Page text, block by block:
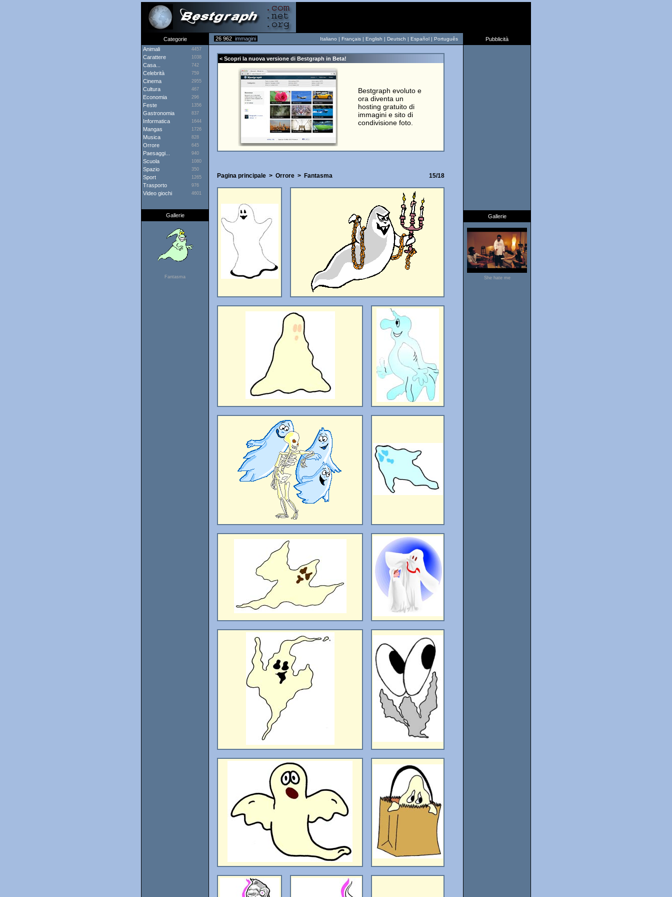
Categorie 26 962 immagini Italiano | Français | English | Deutsch | Español | Português
Pubblicità
Animali
4457
Carattere 1038
Casa... 742
Celebrità 759
Cinema 2955
Cultura 467
Economia 296
Feste 1356
Gastronomia 837
Informatica 1644
Mangas 1726
Musica 828
Orrore 645
Paesaggi... 940
Scuola 1080
Spazio 350
Sport 1265
Trasporto 976
Video giochi 4601
Gallerie
Fantasma
< Scopri la nuova versione di Bestgraph in Beta!
Bestgraph evoluto e
ora diventa un
hosting gratuito di
immagini e sito di
condivisione foto.
Pagina principale > Orrore > Fantasma 15/18
Gallerie
She hate me